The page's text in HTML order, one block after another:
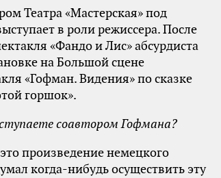
Театра «Мастерская» под
в роли режиссера. После
«Фандо и Лис» абсурдиста
на Большой сцене
«Гофман. Видения» по сказке
горшок».
соавтором Гофмана?
произведение немецкого
когда-нибудь осуществить эту